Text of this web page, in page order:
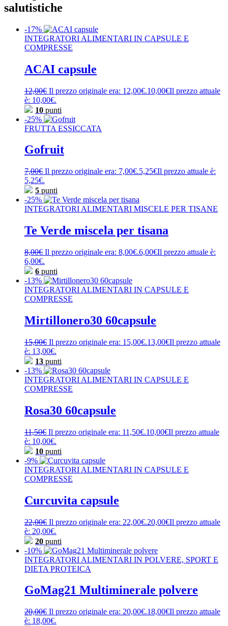
salutistiche
-17%
INTEGRATORI ALIMENTARI IN CAPSULE E
COMPRESSE
ACAI capsule
12,00€ Il prezzo originale era: 12,00€.10,00€Il prezzo attuale
è: 10,00€.
10 punti
-25%
FRUTTA ESSICCATA
Gofruit
7,00€ Il prezzo originale era: 7,00€.5,25€Il prezzo attuale è:
5,25€.
5 punti
-25%
INTEGRATORI ALIMENTARI MISCELE PER TISANE
Te Verde miscela per tisana
8,00€ Il prezzo originale era: 8,00€.6,00€Il prezzo attuale è:
6,00€.
6 punti
-13%
INTEGRATORI ALIMENTARI IN CAPSULE E
COMPRESSE
Mirtillonero30 60capsule
15,00€ Il prezzo originale era: 15,00€.13,00€Il prezzo attuale
è: 13,00€.
13 punti
-13%
INTEGRATORI ALIMENTARI IN CAPSULE E
COMPRESSE
Rosa30 60capsule
11,50€ Il prezzo originale era: 11,50€.10,00€Il prezzo attuale
è: 10,00€.
10 punti
-9%
INTEGRATORI ALIMENTARI IN CAPSULE E
COMPRESSE
Curcuvita capsule
22,00€ Il prezzo originale era: 22,00€.20,00€Il prezzo attuale
è: 20,00€.
20 punti
-10%
INTEGRATORI ALIMENTARI IN POLVERE, SPORT E
DIETA PROTEICA
GoMag21 Multiminerale polvere
20,00€ Il prezzo originale era: 20,00€.18,00€Il prezzo attuale
è: 18,00€.